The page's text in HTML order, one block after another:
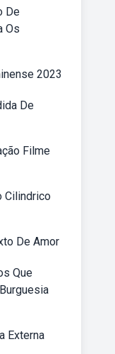
De
Os
2023
De
Filme
Cilindrico
De Amor
Que
Externa